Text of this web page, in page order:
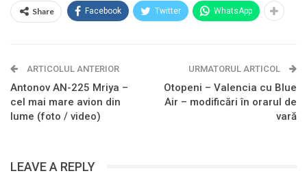
Share Facebook Twitter WhatsApp
ARTICOLUL ANTERIOR
Antonov AN-225 Mriya –
cel mai mare avion din
lume (foto / video)
URMATORUL ARTICOL
Otopeni – Valencia cu Blue
Air – modificări în orarul de
vară
LEAVE A REPLY